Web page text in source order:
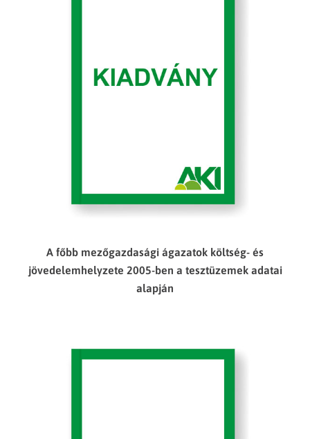
A főbb mezőgazdasági ágazatok költség- és
jövedelemhelyzete 2005-ben a tesztüzemek adatai
alapján